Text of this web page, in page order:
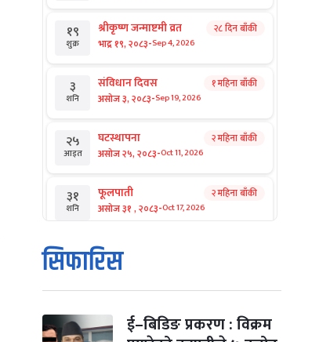
१९
शुक्र
श्रीकृष्ण जन्माष्टमी व्रत
भाद्र १९, २०८३-Sep 4, 2026
२८ दिन बाँकी
३
शनि
संविधान दिवस
असोज ३, २०८३-Sep 19, 2026
१ महिना बाँकी
२५
आइत
घटस्थापना
असोज २५, २०८३-Oct 11, 2026
२ महिना बाँकी
३१
शनि
फूलपाती
असोज ३१ , २०८३-Oct 17, 2026
२ महिना बाँकी
१
आइत
कार्तिक सङ्क्रान्ति
कार्तिक १, २०८३
मंगल कार्तिक ३, २०८३-Oct 20, 2026
सिफारिस
ई–बिडिङ प्रकरण : विक्रम